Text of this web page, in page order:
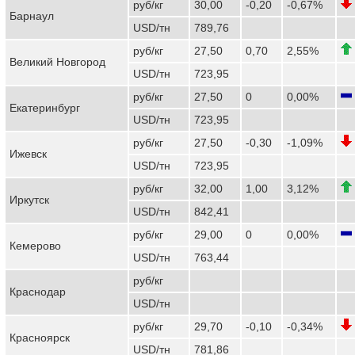
Барнаул
руб/кг 30,00 -0,20
-0,67%
USD/тн
789,76
Великий Новгород
руб/кг 27,50 0,70
2,55%
USD/тн
723,95
Екатеринбург
руб/кг 27,50 0
0,00%
USD/тн
723,95
Ижевск
руб/кг 27,50 -0,30
-1,09%
USD/тн
723,95
Иркутск
руб/кг 32,00 1,00
3,12%
USD/тн
842,41
Кемерово
руб/кг 29,00 0
0,00%
USD/тн
763,44
Краснодар
руб/кг
USD/тн
Красноярск
руб/кг 29,70 -0,10
-0,34%
USD/тн
781,86